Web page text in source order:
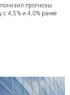
прогнозы
4,5% и 4,0% ранее